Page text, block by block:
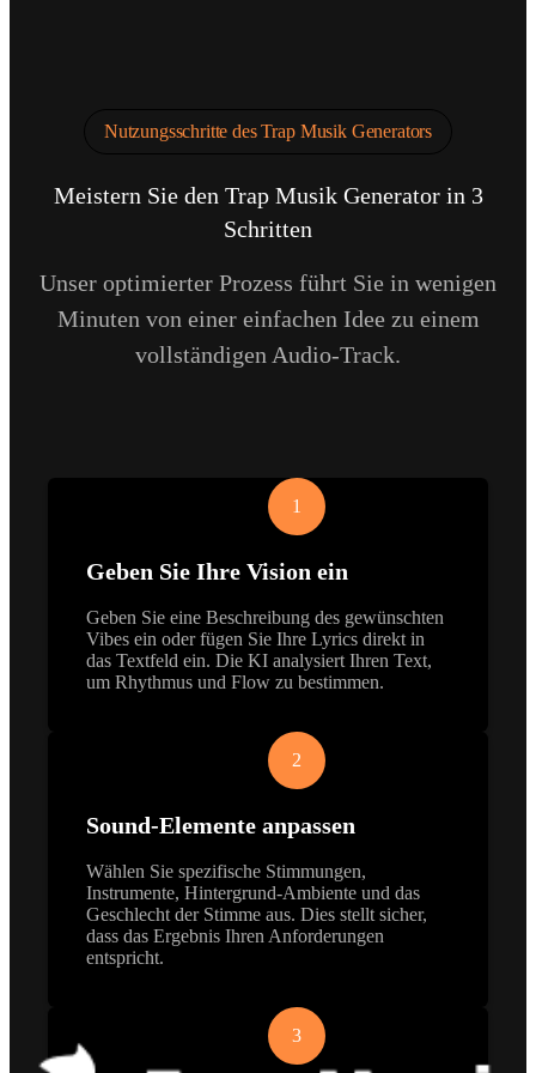
Nutzungsschritte des Trap Musik Generators
Meistern Sie den Trap Musik Generator in 3
Schritten
Unser optimierter Prozess führt Sie in wenigen
Minuten von einer einfachen Idee zu einem
vollständigen Audio-Track.
1
Geben Sie Ihre Vision ein
Geben Sie eine Beschreibung des gewünschten
Vibes ein oder fügen Sie Ihre Lyrics direkt in
das Textfeld ein. Die KI analysiert Ihren Text,
um Rhythmus und Flow zu bestimmen.
2
Sound-Elemente anpassen
Wählen Sie spezifische Stimmungen,
Instrumente, Hintergrund-Ambiente und das
Geschlecht der Stimme aus. Dies stellt sicher,
dass das Ergebnis Ihren Anforderungen
entspricht.
3